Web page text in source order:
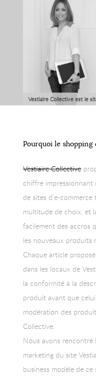
Vestiaire Collective est le
Nous rencontrons Fanny
d'affaire mais e-shoppeuse
avant tout.
Pourquoi le
Vestiaire Collective
chiffre impressionnant
de sites d’e-
multitude de choix, et
facilement des accros
les nouveaux produits
Chaque article
dans les locaux de
la conformité à la
produit avant que
modération des
Collective.
Nous avons rencontré
marketing du site
business modèle de